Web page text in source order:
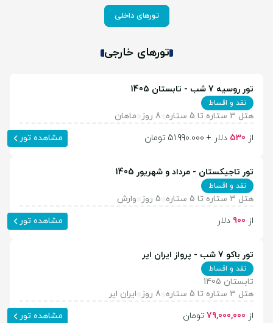
تورهای داخلی
تورهای خارجی
تور روسیه 7 شب - تابستان 1405
نقد و اقساط
هتل 3 ستاره تا 5 ستاره 8 روز
ماهان
از 530 دلار + 51.990.000 تومان مشاهده تور
تور تاجیکستان - مرداد و شهریور 1405
نقد و اقساط
هتل 3 ستاره تا 5 ستاره 5 روز
وارش
از 900 دلار مشاهده تور
تور باکو 7 شب - پرواز ایران ایر
نقد و اقساط
تابستان 1405
هتل 3 ستاره تا 5 ستاره
8 روز
ایران ایر
از 79,000,000 تومان مشاهده تور